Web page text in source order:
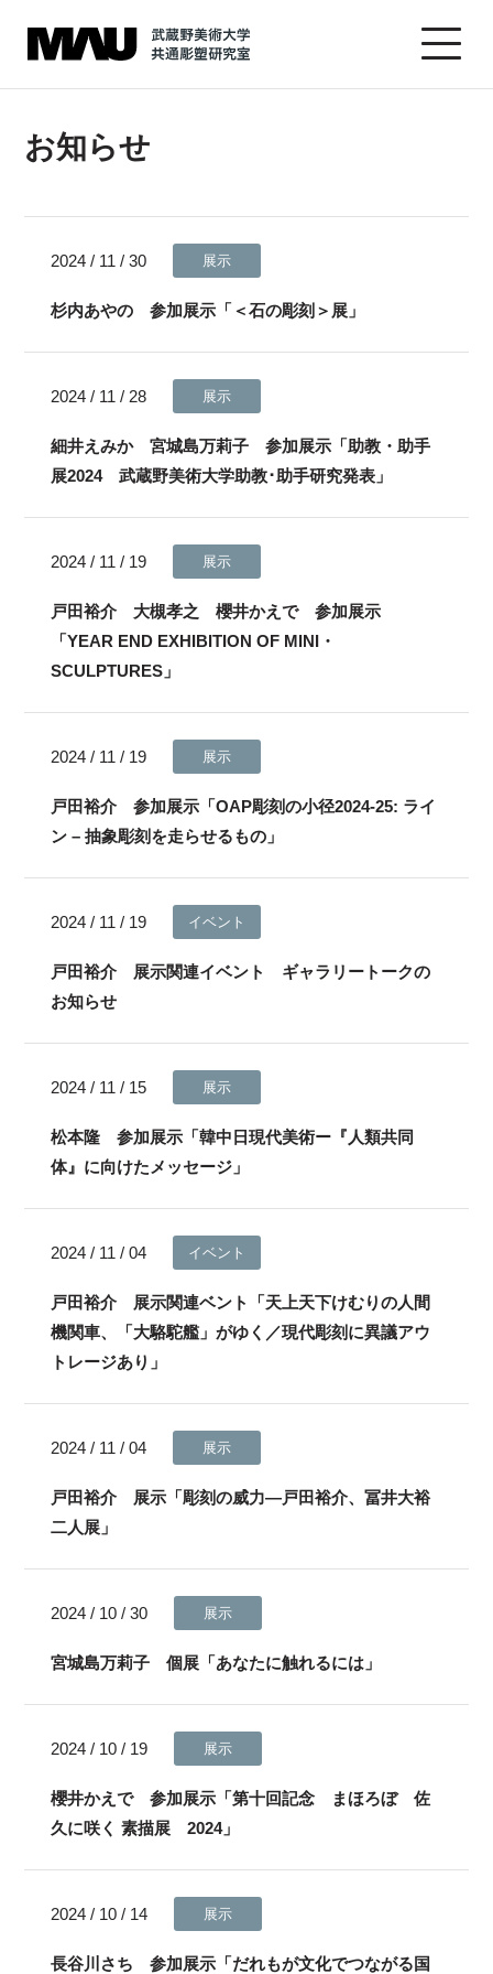
お知らせ
2024 / 11 / 30 展示
杉内あやの 参加展示「＜石の彫刻＞展」
2024 / 11 / 28 展示
細井えみか 宮城島万莉子 参加展示「助教・助手
展2024 武蔵野美術大学助教･助手研究発表」
2024 / 11 / 19 展示
戸田裕介 大槻孝之 櫻井かえで 参加展示
「YEAR END EXHIBITION OF MINI・
SCULPTURES」
2024 / 11 / 19 展示
戸田裕介 参加展示「OAP彫刻の小径2024-25: ライ
ン – 抽象彫刻を走らせるもの」
2024 / 11 / 19 イベント
戸田裕介 展示関連イベント ギャラリートークの
お知らせ
2024 / 11 / 15 展示
松本隆 参加展示「韓中日現代美術ー『人類共同
体』に向けたメッセージ」
2024 / 11 / 04 イベント
戸田裕介 展示関連ベント「天上天下けむりの人間
機関車、「大駱駝艦」がゆく／現代彫刻に異議アウ
トレージあり」
2024 / 11 / 04 展示
戸田裕介 展示「彫刻の威力—戸田裕介、冨井大裕
二人展」
2024 / 10 / 30 展示
宮城島万莉子 個展「あなたに触れるには」
2024 / 10 / 19 展示
櫻井かえで 参加展示「第十回記念 まほろぼ 佐
久に咲く 素描展 2024」
2024 / 10 / 14 展示
長谷川さち 参加展示「だれもが文化でつながる国